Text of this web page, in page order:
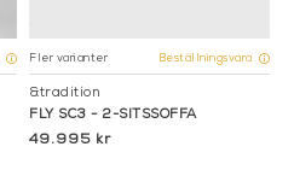
Fler varianter Beställningsvara
&tradition
FLY SC3 - 2-SITSSOFFA
49.995 kr